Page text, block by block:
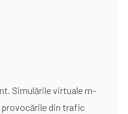
Simulările virtuale m-
provocările din trafic